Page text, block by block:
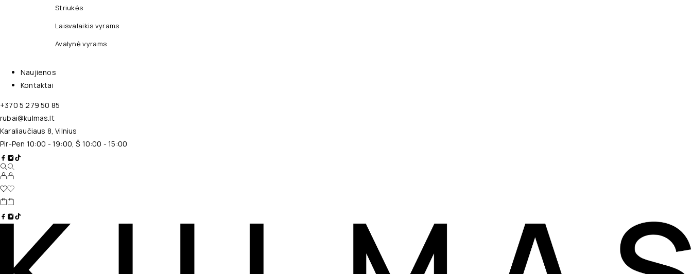
Striukės
Laisvalaikis vyrams
Avalynė vyrams
Naujienos
Kontaktai
+370 5 279 50 85
rubai@kulmas.lt
Karaliaučiaus 8, Vilnius
Pir-Pen 10:00 - 19:00, Š 10:00 - 15:00